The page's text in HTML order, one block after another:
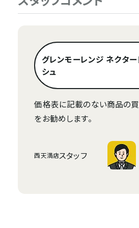
グレンモーレンジ ネクタ
シュ
価格表に記載のない商品の
をお勧めします。
西天満店スタッフ